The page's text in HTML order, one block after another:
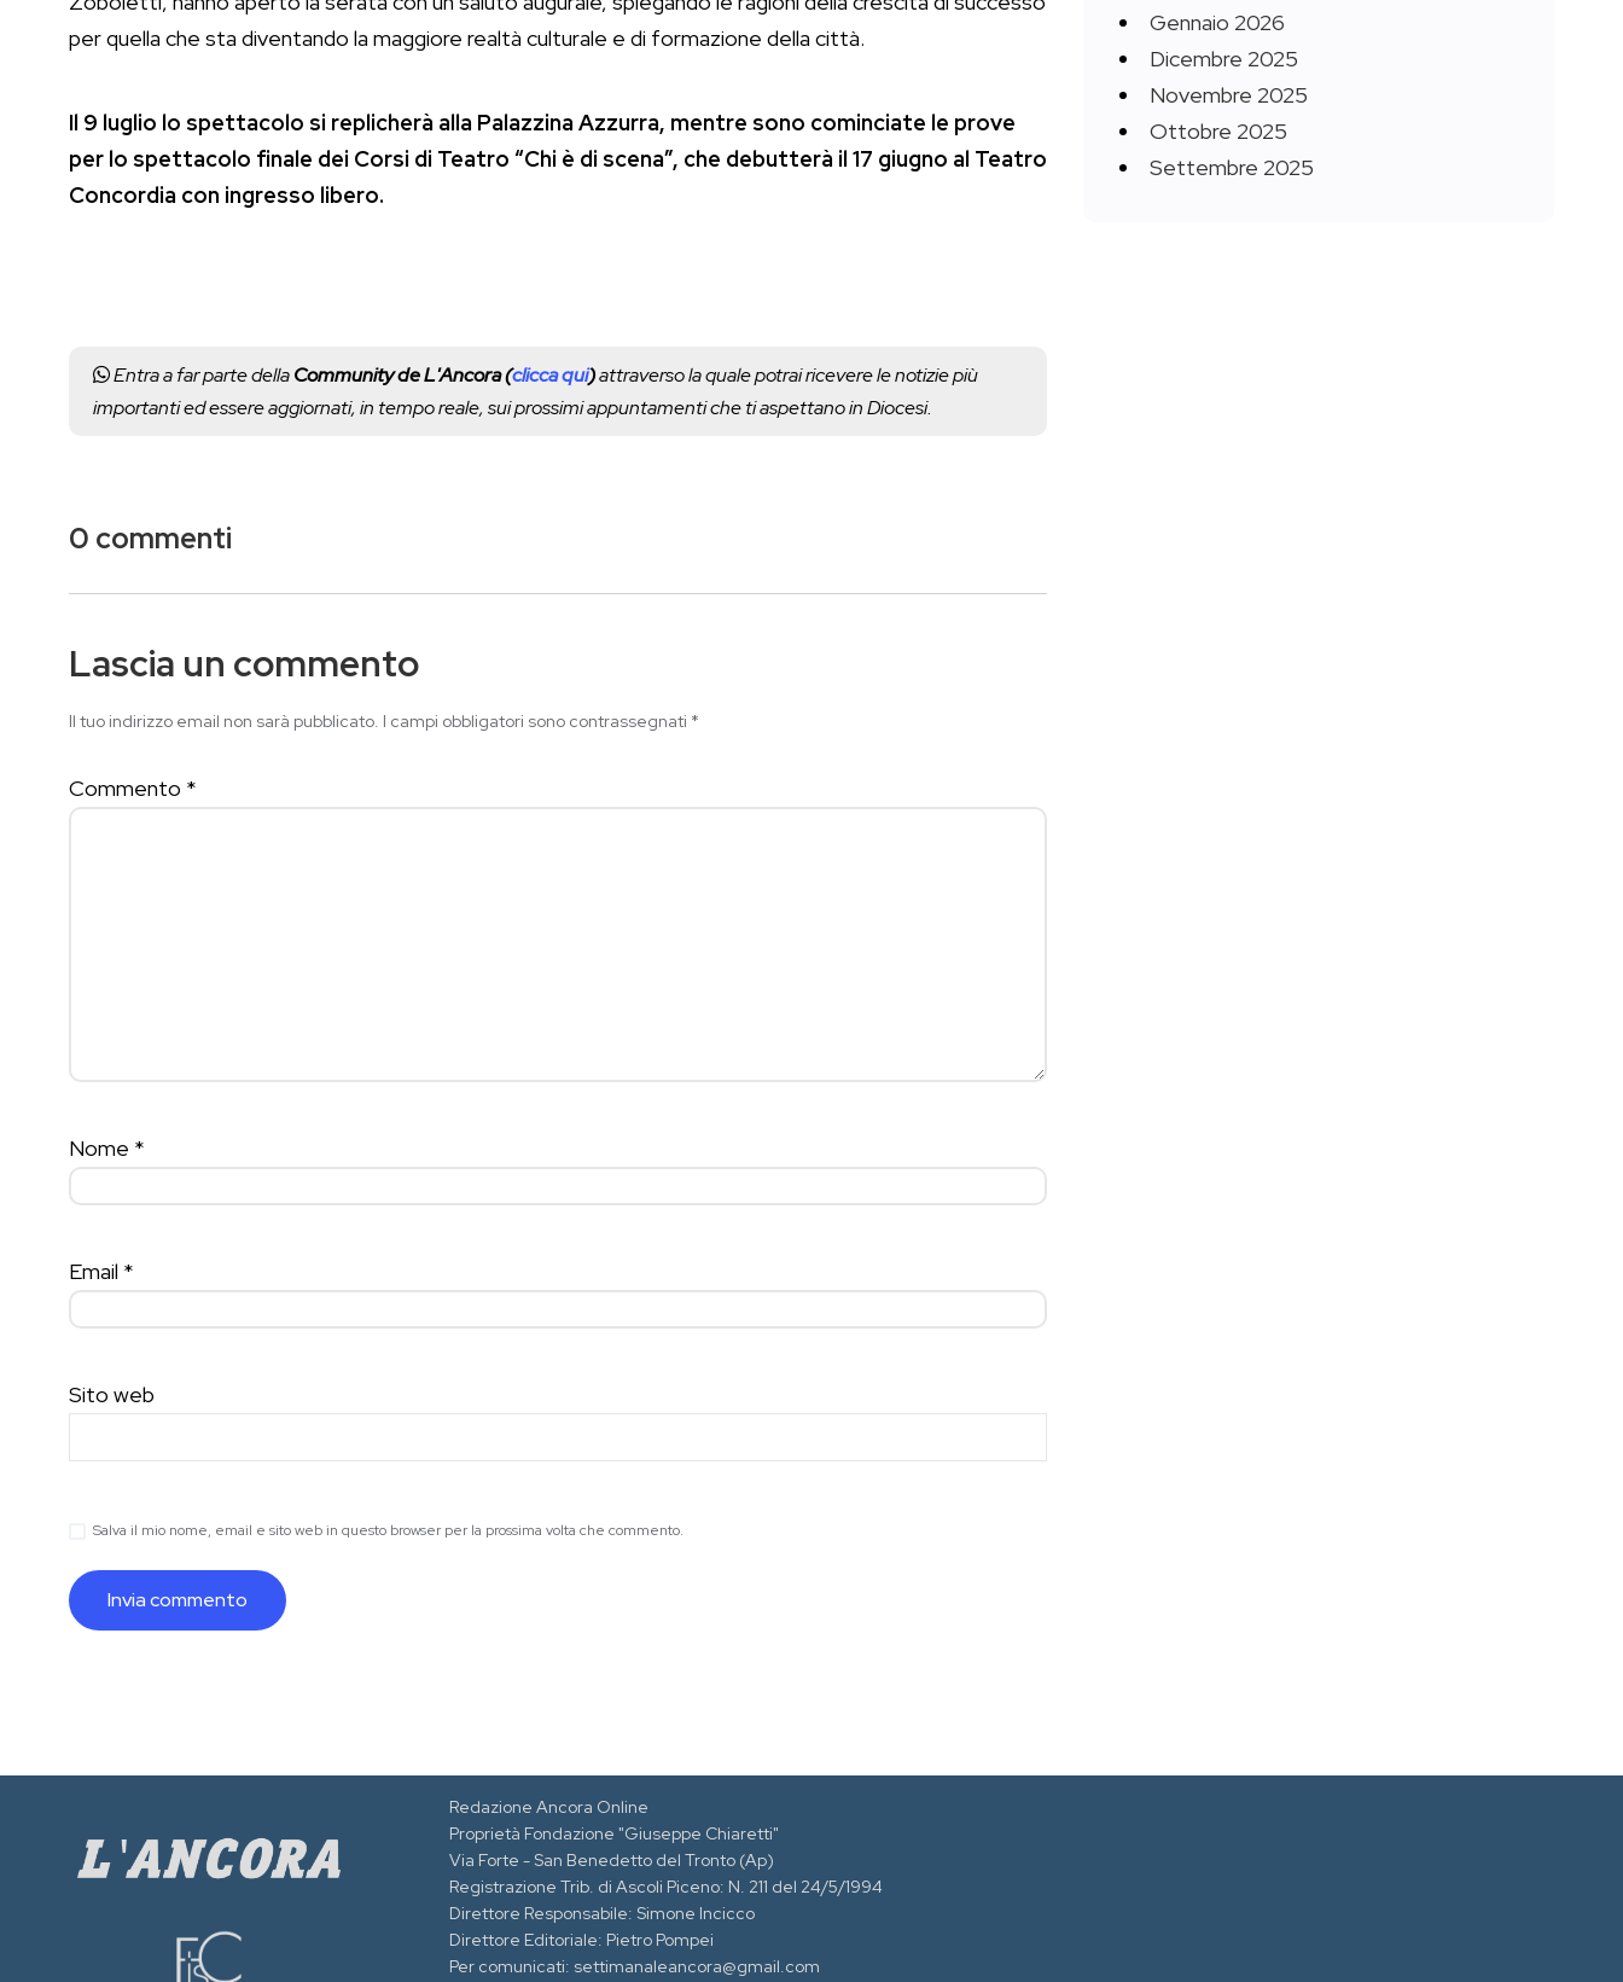
per quella che sta diventando la maggiore realtà culturale e di formazione della città.
Il 9 luglio lo spettacolo si replicherà alla Palazzina Azzurra, mentre sono cominciate le prove
per lo spettacolo finale dei Corsi di Teatro “Chi è di scena”, che debutterà il 17 giugno al Teatro
Concordia con ingresso libero.
Entra a far parte dellaCommunity de L'Ancora (clicca qui)attraverso la quale potrai ricevere le notizie più
importanti ed essere aggiornati, in tempo reale, sui prossimi appuntamenti che ti aspettano in Diocesi.
0 commenti
Lascia un commento
Il tuo indirizzo email non sarà pubblicato. I campi obbligatori sono contrassegnati *
Commento *
Nome *
Email *
Sito web
Salva il mio nome, email e sito web in questo browser per la prossima volta che commento.
Gennaio 2026
Dicembre 2025
Novembre 2025
Ottobre 2025
Settembre 2025
Redazione Ancora Online
Proprietà Fondazione "Giuseppe Chiaretti"
Via Forte - San Benedetto del Tronto (Ap)
Registrazione Trib. di Ascoli Piceno: N. 211 del 24/5/1994
Direttore Responsabile: Simone Incicco
Direttore Editoriale: Pietro Pompei
Per comunicati: settimanaleancora@gmail.com